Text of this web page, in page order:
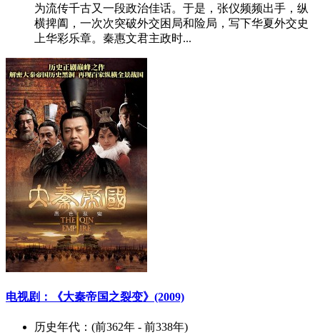
为流传千古又一段政治佳话。于是，张仪频频出手，纵
横捭阖，一次次突破外交困局和险局，写下华夏外交史
上华彩乐章。秦惠文君主政时...
电视剧：《大秦帝国之裂变》(2009)
历史年代： (前362年 - 前338年)